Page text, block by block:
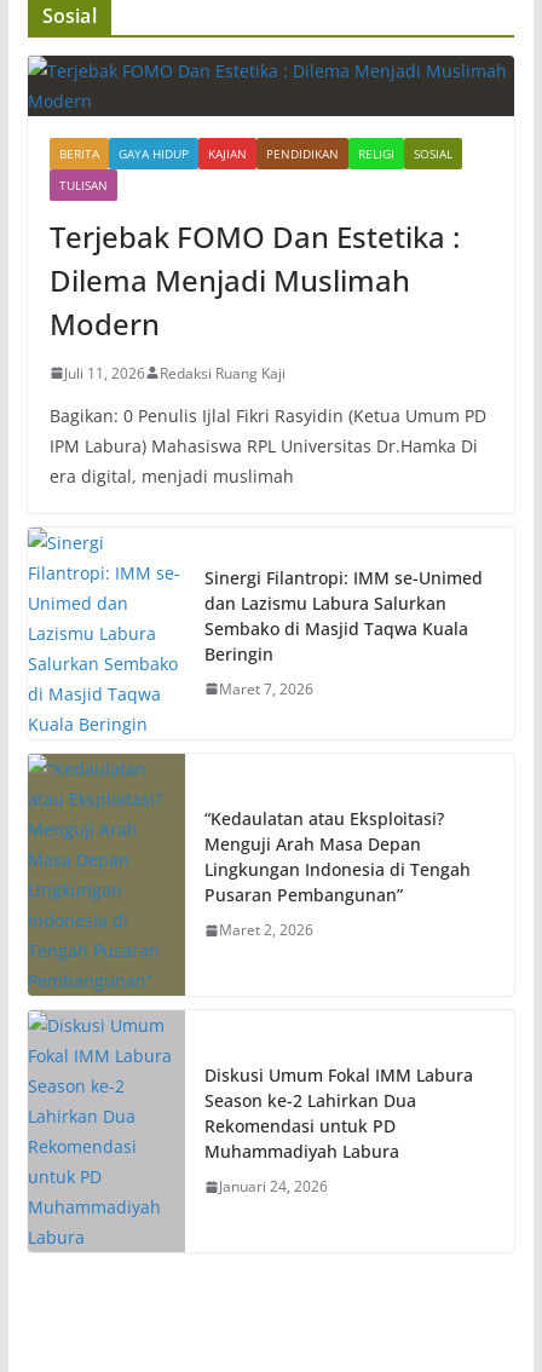
Sosial
BERITA GAYA HIDUP KAJIAN PENDIDIKAN RELIGI
SOSIAL
TULISAN
Terjebak FOMO Dan Estetika :
Dilema Menjadi Muslimah
Modern
Juli 11, 2026 Redaksi Ruang Kaji
Bagikan: 0 Penulis Ijlal Fikri Rasyidin (Ketua Umum PD
IPM Labura) Mahasiswa RPL Universitas Dr.Hamka Di
era digital, menjadi muslimah
Sinergi Filantropi: IMM se-Unimed
dan Lazismu Labura Salurkan
Sembako di Masjid Taqwa Kuala
Beringin
Maret 7, 2026
“Kedaulatan atau Eksploitasi?
Menguji Arah Masa Depan
Lingkungan Indonesia di Tengah
Pusaran Pembangunan”
Maret 2, 2026
Diskusi Umum Fokal IMM Labura
Season ke-2 Lahirkan Dua
Rekomendasi untuk PD
Muhammadiyah Labura
Januari 24, 2026